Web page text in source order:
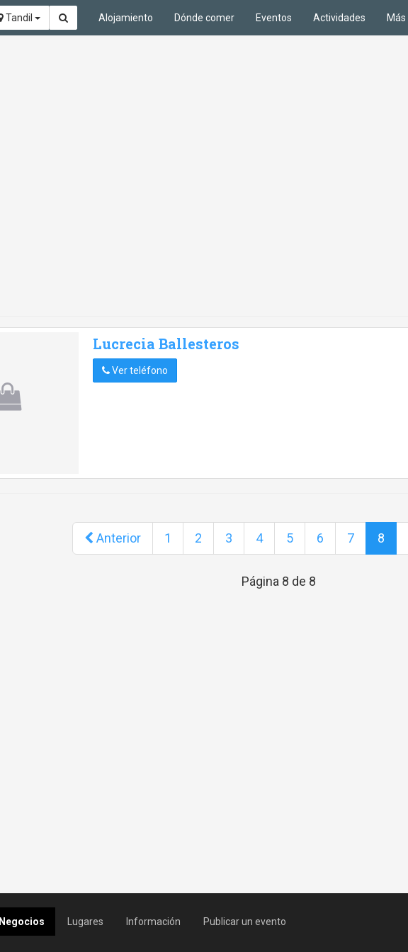
Tandil Alojamiento Dónde comer Eventos Actividades Más
Lucrecia Ballesteros
Ver teléfono
Anterior 1 2 3 4 5 6 7 8
Página 8 de 8
Negocios Lugares Información Publicar un evento